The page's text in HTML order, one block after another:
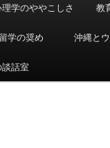
学のややこしさ 教
留学の奨め 沖縄と
話室